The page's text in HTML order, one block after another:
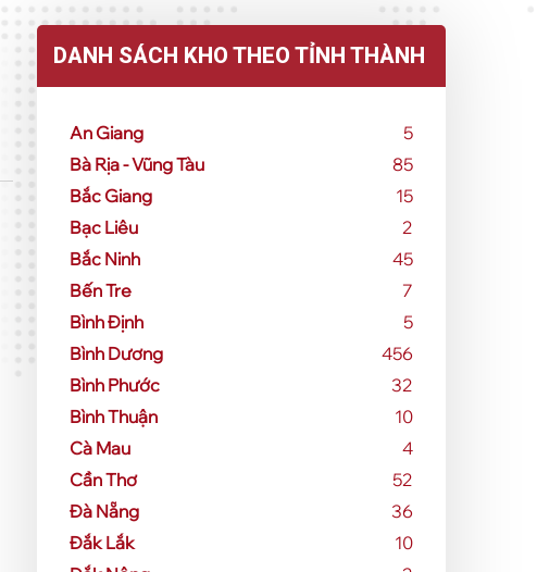
DANH SÁCH KHO THEO TỈNH THÀNH
An Giang
5
Bà Rịa - Vũng Tàu
85
Bắc Giang
15
Bạc Liêu
2
Bắc Ninh
45
Bến Tre
7
Bình Định
5
Bình Dương
456
Bình Phước
32
Bình Thuận
10
Cà Mau
4
Cần Thơ
52
Đà Nẵng
36
Đắk Lắk
10